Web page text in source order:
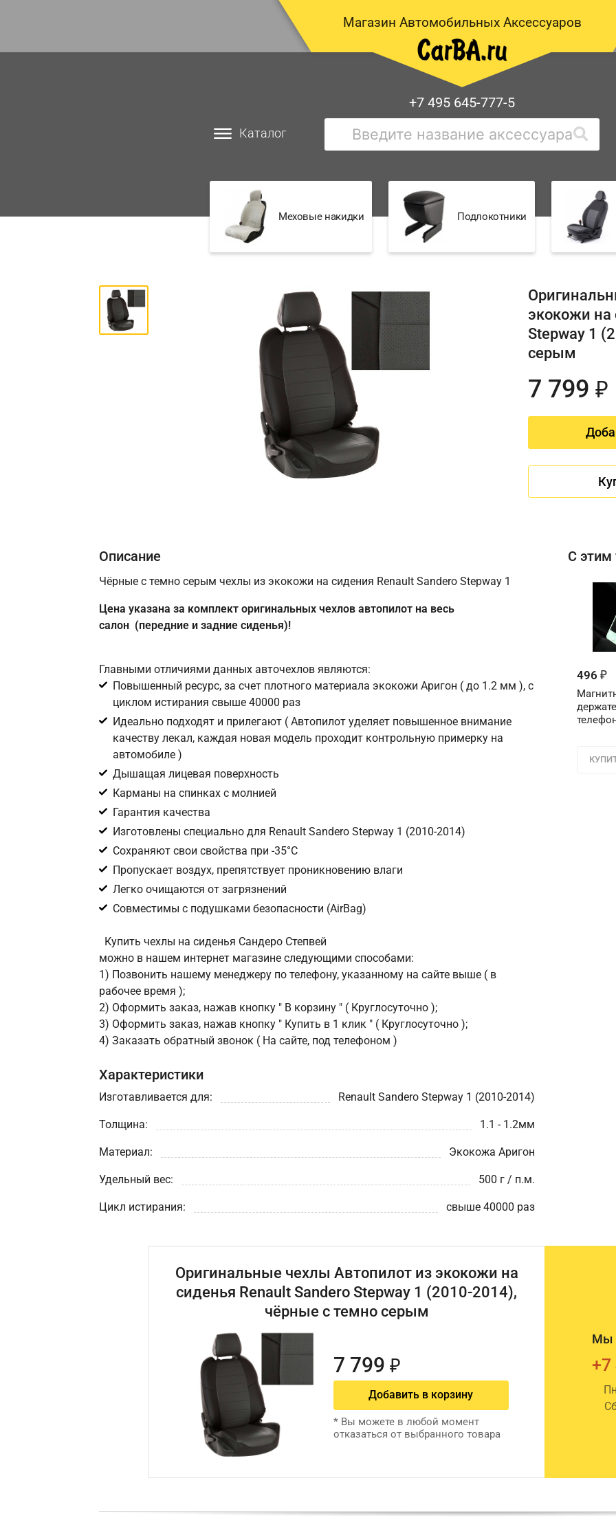
Магазин Автомобильных Аксессуаров
Каталог
+7 495 645-777-5
Меховые накидки Подлокотники
экокожи на
Stepway 1
серым
7 799₽
Телефон*
Соглашение об
Для
персональных
в поле ниже
Описание
Чёрные с темно серым чехлы из экокожи на сидения Renault Sandero Stepway 1
Цена указана за комплект оригинальных чехлов автопилот на весь
салон (передние и задние сиденья)!
Главными отличиями данных авточехлов являются:
Повышенный ресурс, за счет плотного материала экокожи Аригон ( до 1.2 мм ), с
циклом истирания свыше 40000 раз
Идеально подходят и прилегают ( Автопилот уделяет повышенное внимание
качеству лекал, каждая новая модель проходит контрольную примерку на
автомобиле )
Дышащая лицевая поверхность
Карманы на спинках с молнией
Гарантия качества
Изготовлены специально для Renault Sandero Stepway 1 (2010-2014)
Сохраняют свои свойства при -35°С
Пропускает воздух, препятствует проникновению влаги
Легко очищаются от загрязнений
Совместимы с подушками безопасности (AirBag)
Купить чехлы на сиденья Сандеро Степвей
можно в нашем интернет магазине следующими способами:
1) Позвонить нашему менеджеру по телефону, указанному на сайте выше ( в
рабочее время );
2) Оформить заказ, нажав кнопку " В корзину " ( Круглосуточно );
3) Оформить заказ, нажав кнопку " Купить в 1 клик " ( Круглосуточно );
4) Заказать обратный звонок ( На сайте, под телефоном )
Характеристики
Изготавливается для: Renault Sandero Stepway 1 (2010-2014)
Толщина: 1.1 - 1.2мм
Материал: Экокожа Аригон
Удельный вес: 500 г / п.м.
Цикл истирания: свыше 40000 раз
С этим
496 ₽
Мы
+7
Оригинальные чехлы Автопилот из экокожи на
сиденья Renault Sandero Stepway 1 (2010-2014),
чёрные с темно серым
7 799 ₽
Добавить в корзину
*Вы можете в любой момент
отказаться от выбранного товара